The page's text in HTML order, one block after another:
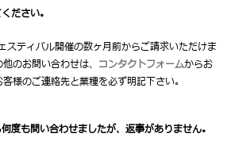
ださい。
ティバル開催の数ヶ月前からご請求いただけま
のお問い合わせは、 コンタクトフォームからお
様のご連絡先と業種を必ず明記下さい。
度も問い合わせましたが、返事がありません。